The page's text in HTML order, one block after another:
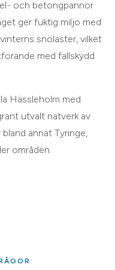
och betongpannor
ger fuktig miljö med
snölaster, vilket
med fallskydd
Hässleholm med
utvalt nätverk av
annat Tyringe,
områden